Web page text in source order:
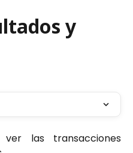
y
las transacciones